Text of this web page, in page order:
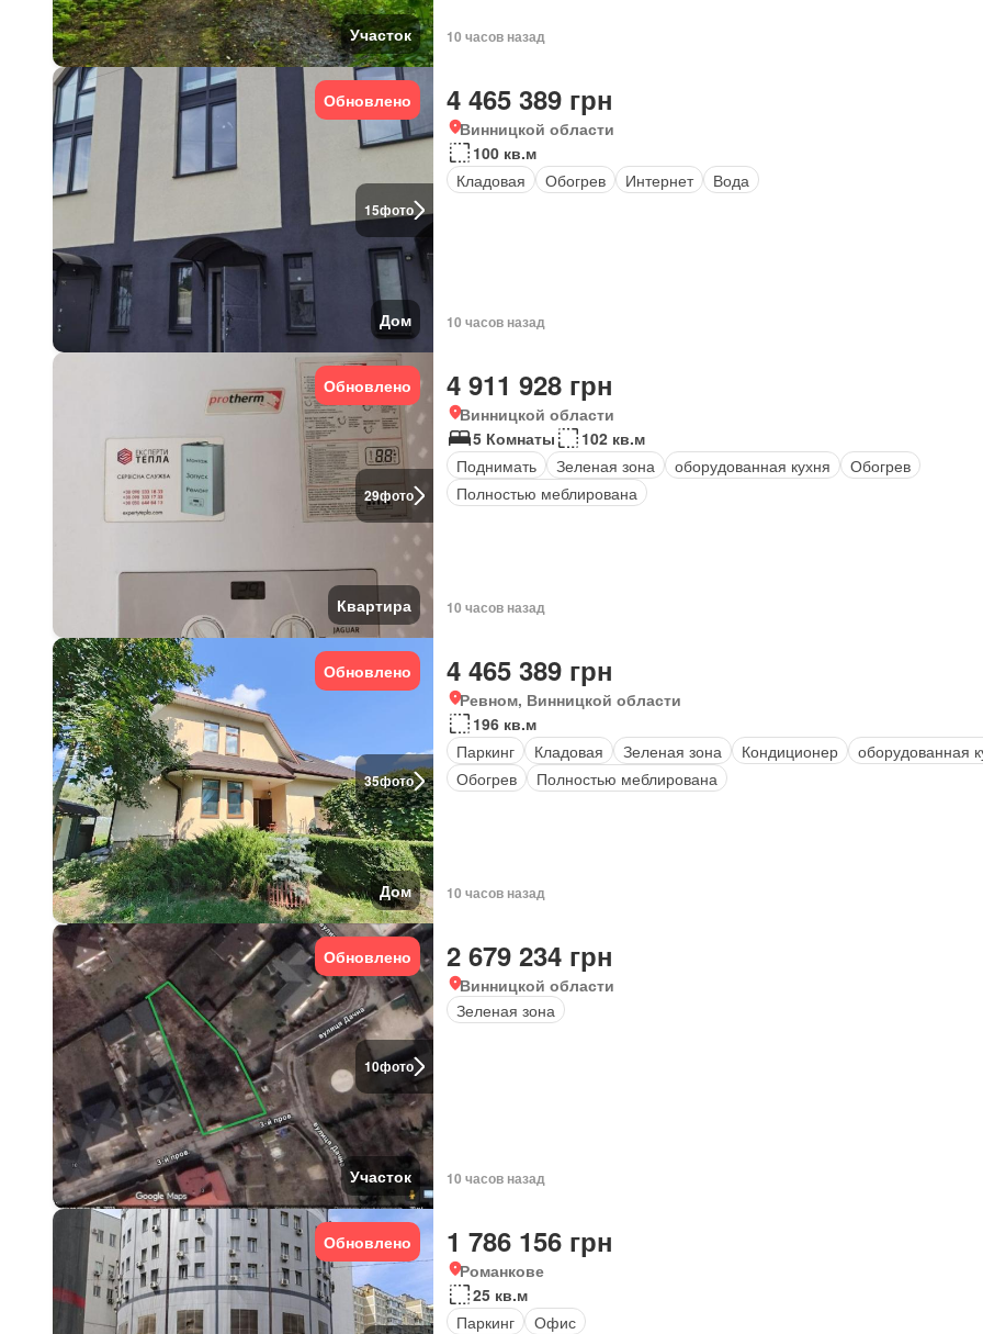
Участок 10 часов назад
15фото
Обновлено
Дом
4 465 389 грн
Винницкой области
100 кв.м
Кладовая
Обогрев Интернет Вода
10 часов назад
29фото
Обновлено
Квартира
4 911 928 грн
Винницкой области
5 Комнаты
102 кв.м
Поднимать
Зеленая зона оборудованная кухня
Обогрев
Полностью меблирована
10 часов назад
35фото
Обновлено
Дом
4 465 389 грн
Ревном, Винницкой области
196 кв.м
Паркинг
Кладовая Зеленая зона Кондиционер
оборудованная
Обогрев
Полностью меблирована
10 часов назад
10фото
Обновлено
Участок
2 679 234 грн
Винницкой области
Зеленая зона
10 часов назад
Обновлено 1 786 156 грн
Романкове
25 кв.м
Паркинг
Офис